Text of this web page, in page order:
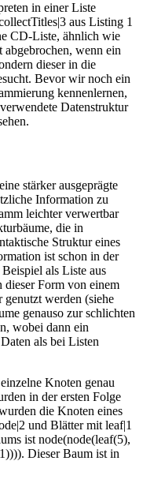
in einer Liste
aus Listing 1
CD-Liste, ähnlich wie
wenn ein
dieser in die
Bevor wir noch ein
kennenlernen,
Datenstruktur
stärker ausgeprägte
Information zu
leichter verwertbar
die in
Struktur eines
ist schon in der
als Liste aus
dieser Form von einem
genutzt werden (siehe
genauso zur schlichten
wobei dann ein
als bei Listen
Knoten genau
in der ersten Folge
die Knoten eines
und Blätter mit leaf|1
ist node(node(leaf(5),
Dieser Baum ist in